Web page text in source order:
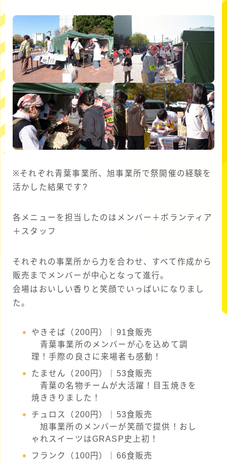
※それぞれ青葉事業所、旭事業所で祭開催の経験を
活かした結果です?
各メニューを担当したのはメンバー＋ボランティア
＋スタッフ
それぞれの事業所から力を合わせ、すべて作成から
販売までメンバーが中心となって進行。
会場はおいしい香りと笑顔でいっぱいになりまし
た。
やきそば（200円）｜91食販売
青葉事業所のメンバーが心を込めて調
理！手際の良さに来場者も感動！
たません（200円）｜53食販売
青葉の名物チームが大活躍！目玉焼きを
焼ききりました！
チュロス（200円）｜53食販売
旭事業所のメンバーが笑顔で提供！おし
ゃれスイーツはGRASP史上初！
フランク（100円）｜66食販売